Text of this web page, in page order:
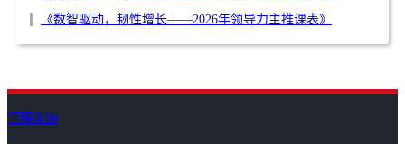
《数智驱动，韧性增长——2026年领导力主推课表》
管理咨询